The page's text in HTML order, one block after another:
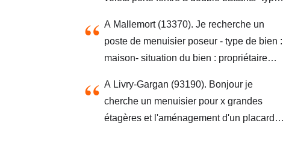
propriétaire occupant- vous êtes :
particulier
A Mallemort (13370). Je recherche un
poste de menuisier poseur - type de bien :
maison- situation du bien : propriétaire
A Livry-Gargan (93190). Bonjour je
cherche un menuisier pour x grandes
étagères et l'aménagement d'un placard à